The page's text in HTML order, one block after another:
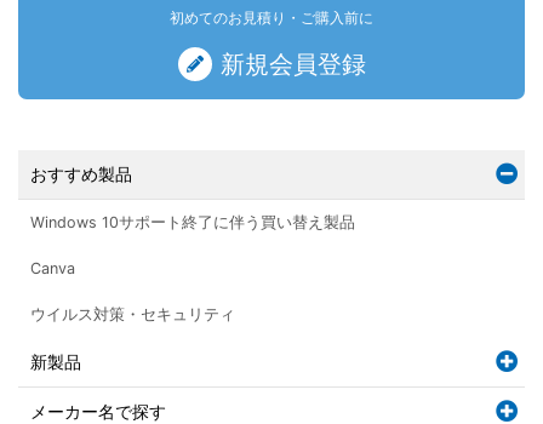
初めてのお見積り・ご購入前に
新規会員登録
おすすめ製品
Windows 10サポート終了に伴う買い替え製品
Canva
ウイルス対策・セキュリティ
新製品
メーカー名で探す